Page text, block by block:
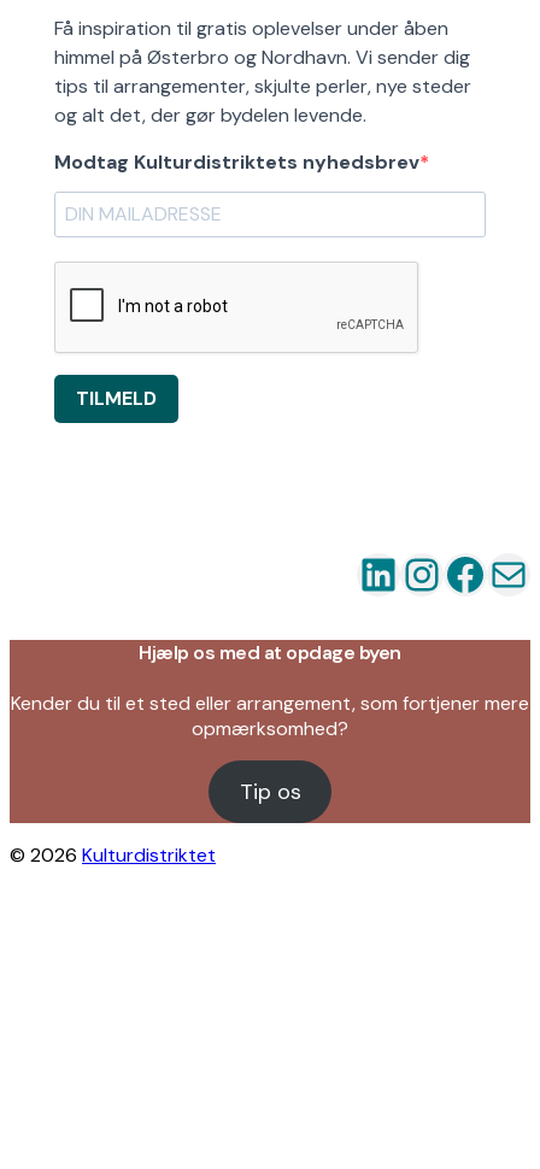
Få inspiration til gratis oplevelser under åben
himmel på Østerbro og Nordhavn. Vi sender dig
tips til arrangementer, skjulte perler, nye steder
og alt det, der gør bydelen levende.
Modtag Kulturdistriktets nyhedsbrev
TILMELD
LinkedIn
Hjælp os med at opdage byen
Kender du til et sted eller arrangement, som fortjener mere
opmærksomhed?
Tip os
© 2026 Kulturdistriktet